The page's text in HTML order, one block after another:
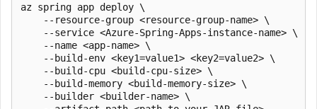
az spring app deploy \
    --resource-group <resource-group-name> \
    --service <Azure-Spring-Apps-instance-name> \
    --name <app-name> \
    --build-env <key1=value1> <key2=value2> \
    --build-cpu <build-cpu-size> \
    --build-memory <build-memory-size> \
    --builder <builder-name> \